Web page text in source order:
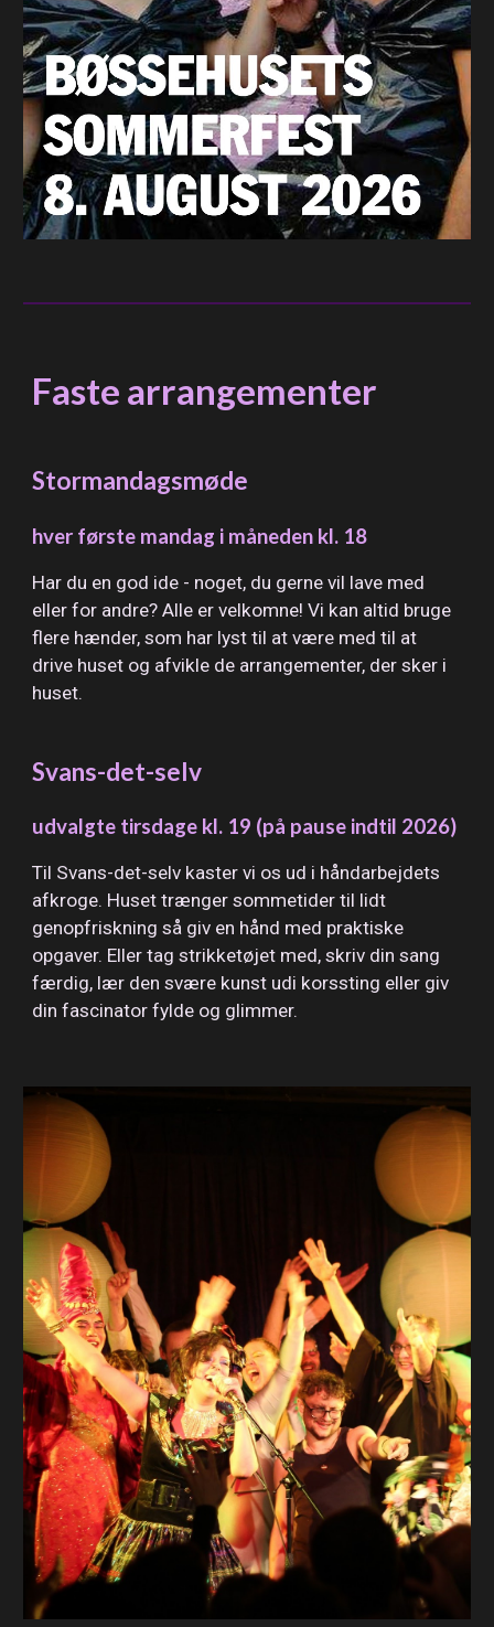
Faste arrangementer
Stormandagsmøde
hver første mandag i måneden kl. 18
Har du en god ide - noget, du gerne vil lave med
eller for andre? Alle er velkomne! Vi kan altid bruge
flere hænder, som har lyst til at være med til at
drive huset og afvikle de arrangementer, der sker i
huset.
Svans-det-selv
udvalgte tirsdage kl. 19 (på pause indtil 2026)
Til Svans-det-selv kaster vi os ud i håndarbejdets
afkroge. Huset trængersommetidertil lidt
genopfriskningså giv en hånd med praktiske
opgaver. Eller tag strikketøjet med, skriv din sang
færdig, lær den svære kunst udi korssting eller giv
din fascinator fylde og glimmer.